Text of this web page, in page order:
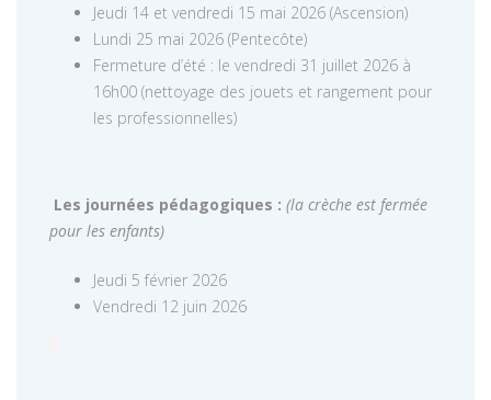
Jeudi 14 et vendredi 15 mai 2026 (Ascension)
Lundi 25 mai 2026 (Pentecôte)
Fermeture d’été : le vendredi 31 juillet 2026 à
16h00 (nettoyage des jouets et rangement pour
les professionnelles)
Les journées pédagogiques : (la crèche est fermée
pour les enfants)
Jeudi 5 février 2026
Vendredi 12 juin 2026